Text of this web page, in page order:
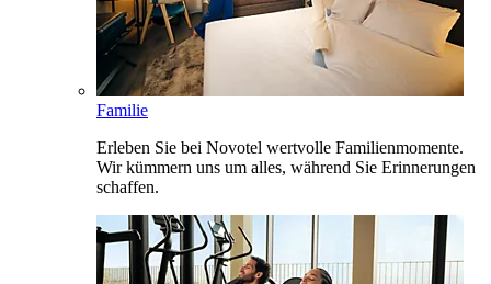
Familie
Erleben Sie bei Novotel wertvolle Familienmomente.
Wir kümmern uns um alles, während Sie Erinnerungen
schaffen.